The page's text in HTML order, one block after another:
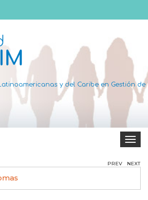
y del Caribe en Gestión de
Toggle
Wright
PREV NEXT